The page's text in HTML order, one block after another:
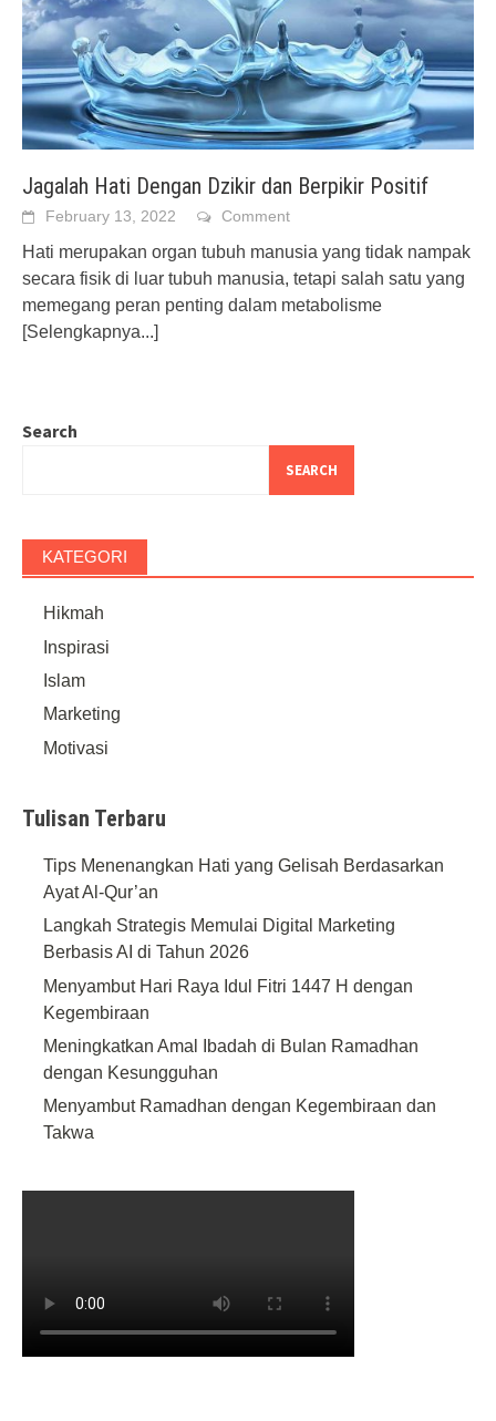
Jagalah Hati Dengan Dzikir dan Berpikir Positif
February 13, 2022 Comment
Hati merupakan organ tubuh manusia yang tidak nampak
secara fisik di luar tubuh manusia, tetapi salah satu yang
memegang peran penting dalam metabolisme
[Selengkapnya...]
Search
SEARCH
KATEGORI
Hikmah
Inspirasi
Islam
Marketing
Motivasi
Tulisan Terbaru
Tips Menenangkan Hati yang Gelisah Berdasarkan
Ayat Al-Qur’an
Langkah Strategis Memulai Digital Marketing
Berbasis AI di Tahun 2026
Menyambut Hari Raya Idul Fitri 1447 H dengan
Kegembiraan
Meningkatkan Amal Ibadah di Bulan Ramadhan
dengan Kesungguhan
Menyambut Ramadhan dengan Kegembiraan dan
Takwa